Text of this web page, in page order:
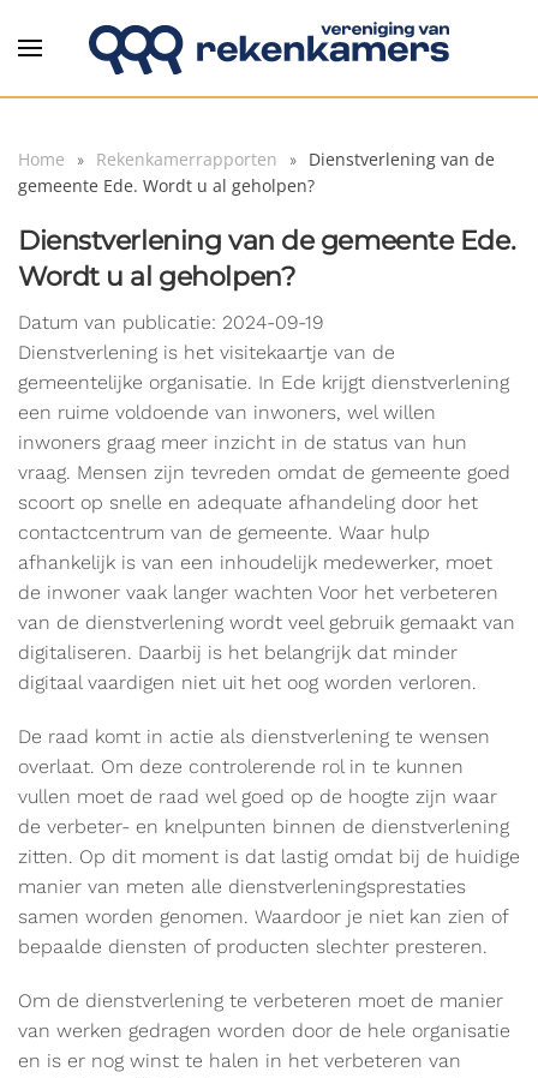
Overslaan en naar de inhoud gaan
Home Rekenkamerrapporten
Dienstverlening van de
gemeente Ede. Wordt u al geholpen?
Dienstverlening van de gemeente Ede.
Wordt u al geholpen?
Datum van publicatie: 2024-09-19
Dienstverlening is het visitekaartje van de
gemeentelijke organisatie. In Ede krijgt dienstverlening
een ruime voldoende van inwoners, wel willen
inwoners graag meer inzicht in de status van hun
vraag. Mensen zijn tevreden omdat de gemeente goed
scoort op snelle en adequate afhandeling door het
contactcentrum van de gemeente. Waar hulp
afhankelijk is van een inhoudelijk medewerker, moet
de inwoner vaak langer wachten Voor het verbeteren
van de dienstverlening wordt veel gebruik gemaakt van
digitaliseren. Daarbij is het belangrijk dat minder
digitaal vaardigen niet uit het oog worden verloren.
De raad komt in actie als dienstverlening te wensen
overlaat. Om deze controlerende rol in te kunnen
vullen moet de raad wel goed op de hoogte zijn waar
de verbeter- en knelpunten binnen de dienstverlening
zitten. Op dit moment is dat lastig omdat bij de huidige
manier van meten alle dienstverleningsprestaties
samen worden genomen. Waardoor je niet kan zien of
bepaalde diensten of producten slechter presteren.
Om de dienstverlening te verbeteren moet de manier
van werken gedragen worden door de hele organisatie
en is er nog winst te halen in het verbeteren van